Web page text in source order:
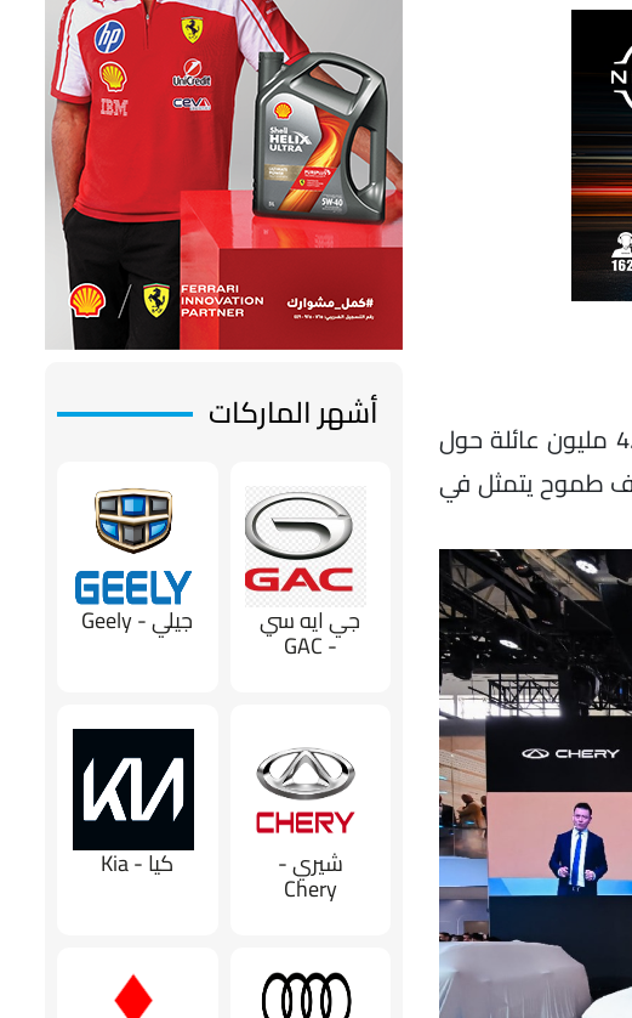
مع أكثر من 23 عامًا من الخبرة والتوسع في أكثر من 120 دولة، تخدم شيري اليوم ما يزيد على 4.5 مليون عائلة حول
طموح يتمثل في
أشهر الماركات
جي ايه سي
- GAC
جيلي - Geely
شيري -
Chery
كيا - Kia